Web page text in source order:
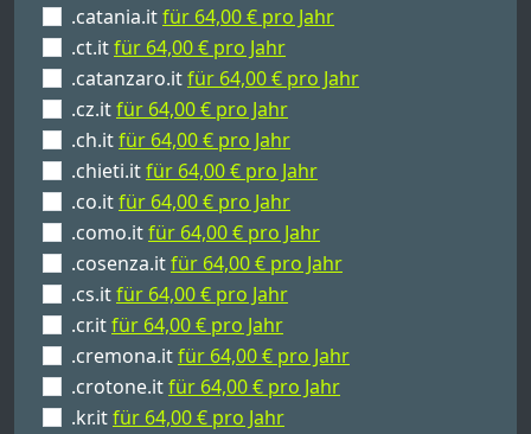
.catania.itfür 64,00 € pro Jahr
.ct.itfür 64,00 € pro Jahr
.catanzaro.itfür 64,00 € pro Jahr
.cz.itfür 64,00 € pro Jahr
.ch.itfür 64,00 € pro Jahr
.chieti.itfür 64,00 € pro Jahr
.co.itfür 64,00 € pro Jahr
.como.itfür 64,00 € pro Jahr
.cosenza.itfür 64,00 € pro Jahr
.cs.itfür 64,00 € pro Jahr
.cr.itfür 64,00 € pro Jahr
.cremona.itfür 64,00 € pro Jahr
.crotone.itfür 64,00 € pro Jahr
.kr.itfür 64,00 € pro Jahr